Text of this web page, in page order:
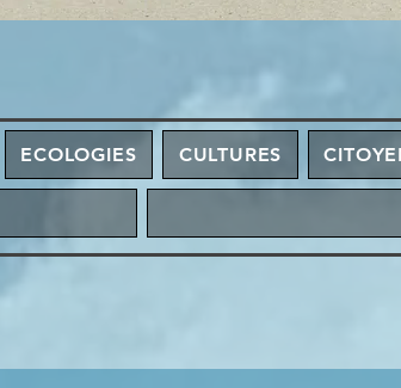
ECOLOGIES CULTURES